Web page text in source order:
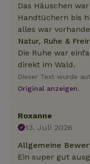
Das Häuschen
Handtüchern bis
alles war
Natur, Ruhe &
Die Ruhe war
direkt im Wald.
Dieser Text wurde
Original anzeigen.
Roxanne
13. Juli 2026
Allgemeine
Ein super gut